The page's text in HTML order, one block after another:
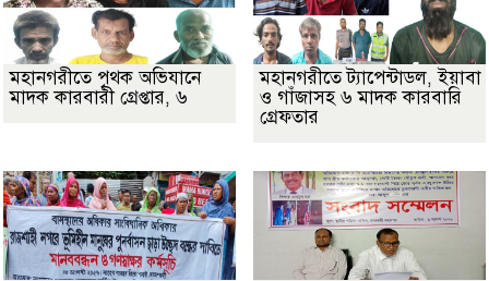
মহানগরীতে পৃথক অভিযানে
মাদক কারবারী গ্রেপ্তার, ৬
মহানগরীতে ট্যাপেন্টাডল, ইয়াবা
ও গাঁজাসহ ৬ মাদক কারবারি
গ্রেফতার